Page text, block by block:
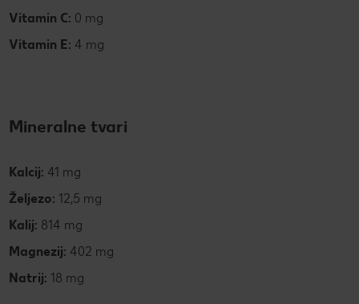
Vitamin C: 0 mg
Vitamin E: 4 mg
Mineralne tvari
Kalcij: 41 mg
Željezo: 12,5 mg
Kalij: 814 mg
Magnezij: 402 mg
Natrij: 18 mg